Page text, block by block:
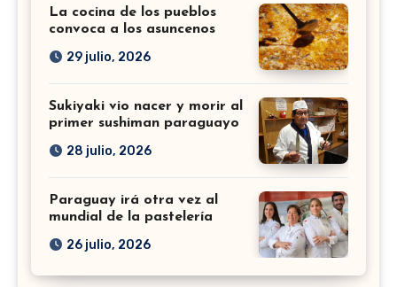
La cocina de los pueblos
convoca a los asuncenos
29 julio, 2026
Sukiyaki vio nacer y morir al
primer sushiman paraguayo
28 julio, 2026
Paraguay irá otra vez al
mundial de la pastelería
26 julio, 2026